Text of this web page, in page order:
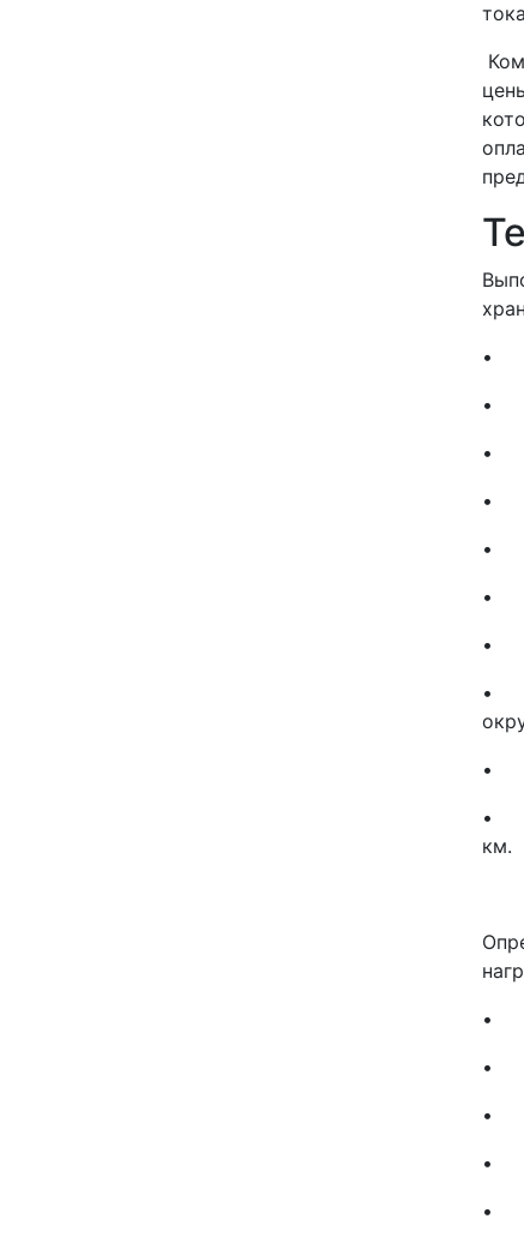
•
•
•
•
•
•
•
•
•
•
км.
•
•
•
•
•